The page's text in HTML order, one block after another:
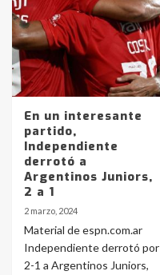
En un interesante
partido,
Independiente
derrotó a
Argentinos Juniors,
2 a 1
2 marzo, 2024
Material de espn.com.ar
Independiente derrotó por
2-1 a Argentinos Juniors,